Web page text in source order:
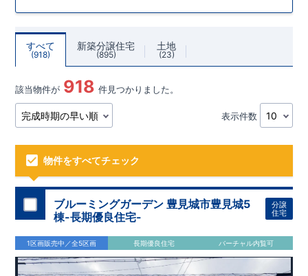
すべて
918
新築分譲住宅
895
土地
23
該当物件が 918 件見つかりました。
表示件数
物件をすべてチェック
ブルーミングガーデン 豊見城市豊見城5
棟-長期優良住宅-
分譲
住宅
1区画販売中／全5区画 長期優良住宅 バーチャル内覧可